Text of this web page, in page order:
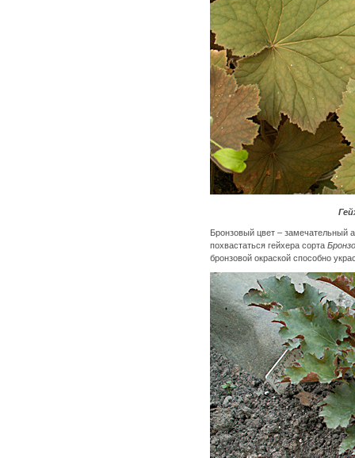
Бронзовый цвет – замечательный
похвастаться гейхера сорта
бронзовой окраской способно